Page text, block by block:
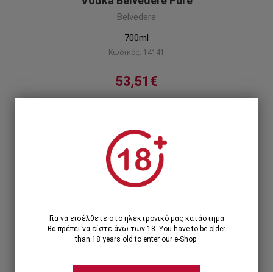
Belvedere
700ml
Κωδικός: 14141
53,51€
στην παραγωγή βότκας.
Περιγραφή προϊόντος
Για να εισέλθετε στο ηλεκτρονικό μας κατάστημα
θα πρέπει να είστε άνω των 18. You have to be older
than 18 years old to enter our e-Shop.